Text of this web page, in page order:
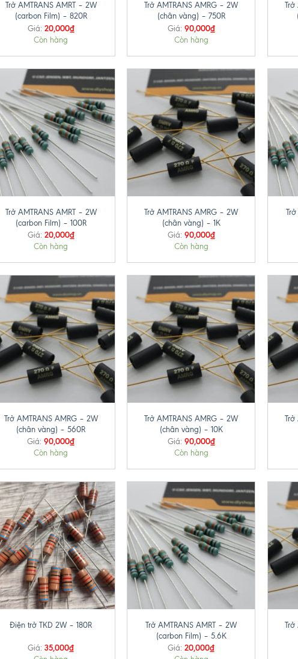
Trở AMTRANS AMRT – 2W
(carbon Film) – 820R
Giá: 20,000₫
Còn hàng
Trở AMTRANS AMRG – 2W
(chân vàng) – 750R
Giá: 90,000₫
Còn hàng
Trở
Trở AMTRANS AMRT – 2W
(carbon Film) – 100R
Giá: 20,000₫
Còn hàng
Trở AMTRANS AMRG – 2W
(chân vàng) – 1K
Giá: 90,000₫
Còn hàng
Trở AMTRANS AMRG – 2W
(chân vàng) – 560R
Giá: 90,000₫
Còn hàng
Trở AMTRANS AMRG – 2W
(chân vàng) – 10K
Giá: 90,000₫
Còn hàng
Trở
+
Điện trở TKD 2W – 180R
Giá: 35,000₫
Trở AMTRANS AMRT – 2W
(carbon Film) – 5.6K
Giá: 20,000₫
Trở